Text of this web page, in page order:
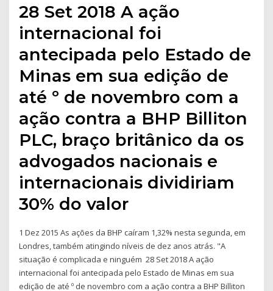
28 Set 2018 A ação
internacional foi
antecipada pelo Estado de
Minas em sua edição de
até º de novembro com a
ação contra a BHP Billiton
PLC, braço britânico da os
advogados nacionais e
internacionais dividiriam
30% do valor
1 Dez 2015 As ações da BHP caíram 1,32% nesta segunda, em
Londres, também atingindo níveis de dez anos atrás. "A
situação é complicada e ninguém 28 Set 2018 A ação
internacional foi antecipada pelo Estado de Minas em sua
edição de até º de novembro com a ação contra a BHP Billiton